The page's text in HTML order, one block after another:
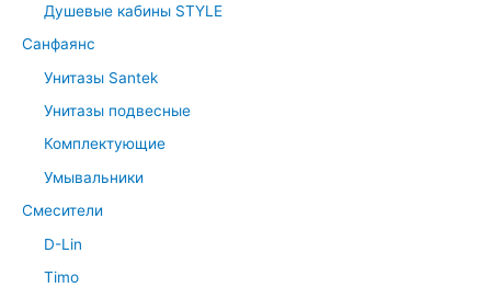
Душевые кабины STYLE
Санфаянс
Унитазы Santek
Унитазы подвесные
Комплектующие
Умывальники
Смесители
D-Lin
Timo